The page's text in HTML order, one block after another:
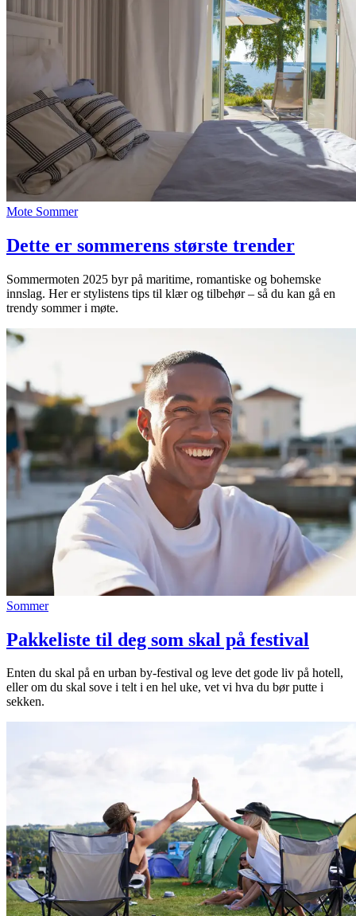
Mote Sommer
Dette er sommerens største trender
Sommermoten 2025 byr på maritime, romantiske og bohemske
innslag. Her er stylistens tips til klær og tilbehør – så du kan gå en
trendy sommer i møte.
Sommer
Pakkeliste til deg som skal på festival
Enten du skal på en urban by-festival og leve det gode liv på hotell,
eller om du skal sove i telt i en hel uke, vet vi hva du bør putte i
sekken.